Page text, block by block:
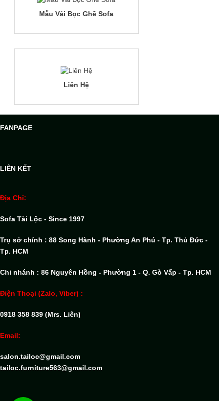
Mẫu Vải Bọc Ghế Sofa
Liên Hệ
FANPAGE
LIÊN KẾT
Địa Chỉ:
Sofa Tài Lộc - Since 1997
Trụ sở chính : 88 Song Hành - Phường An Phú - Tp. Thủ Đức -
Tp. HCM
Chi nhánh : 86 Nguyên Hồng - Phường 1 - Q. Gò Vấp - Tp. HCM
Điện Thoại (Zalo, Viber) :
0918 358 839 (Mrs. Liên)
Email:
salon.tailoc@gmail.com
tailoc.furniture563@gmail.com